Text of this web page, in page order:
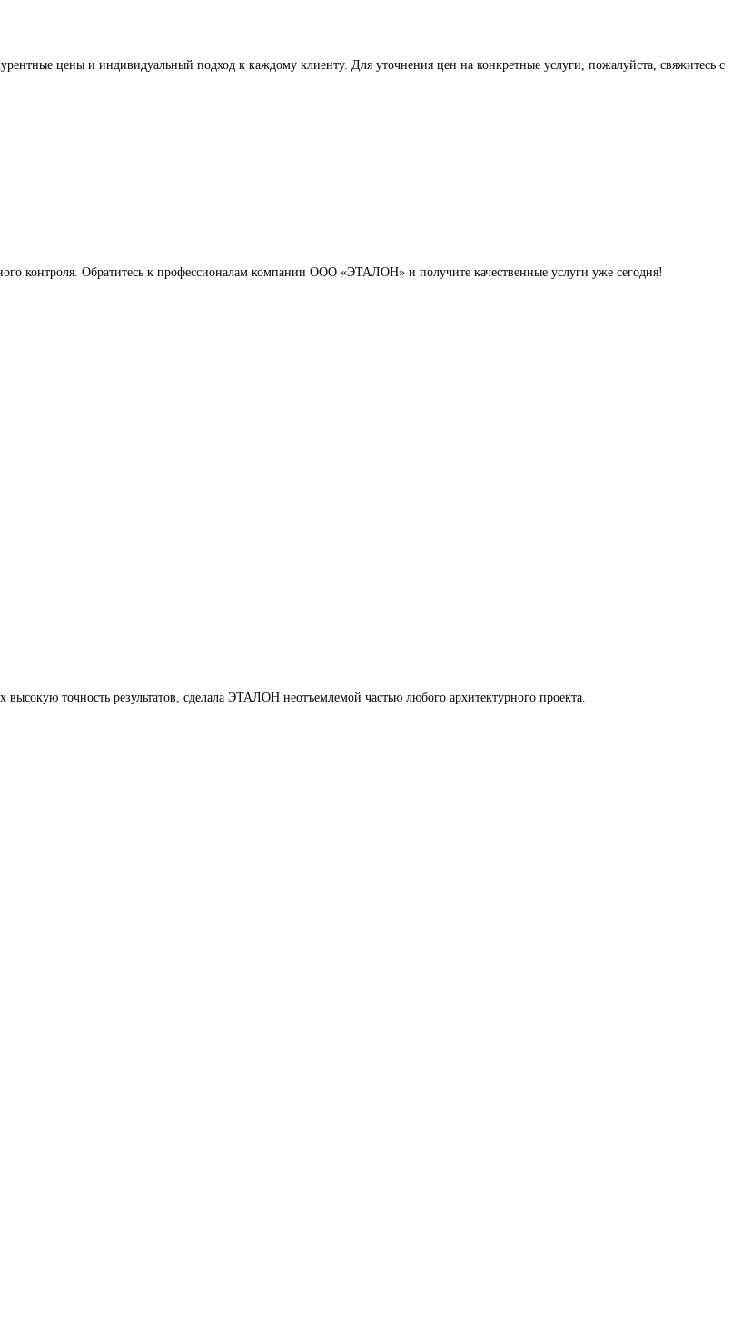
цены и индивидуальный подход к каждому клиенту. Для уточнения цен на конкретные услуги, пожалуйста, свяжитесь с
контроля. Обратитесь к профессионалам компании ООО «ЭТАЛОН» и получите качественные услуги уже сегодня!
точность результатов, сделала ЭТАЛОН неотъемлемой частью любого архитектурного проекта.